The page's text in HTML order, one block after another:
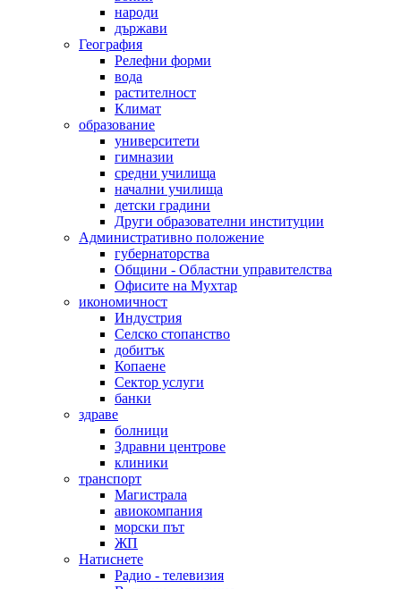
народи
държави
География
Релефни форми
вода
растителност
Климат
образование
университети
гимназии
средни училища
начални училища
детски градини
Други образователни институции
Административно положение
губернаторства
Общини - Областни управителства
Офисите на Мухтар
икономичност
Индустрия
Селско стопанство
добитък
Копаене
Сектор услуги
банки
здраве
болници
Здравни центрове
клиники
транспорт
Магистрала
авиокомпания
морски път
ЖП
Натиснете
Радио - телевизия